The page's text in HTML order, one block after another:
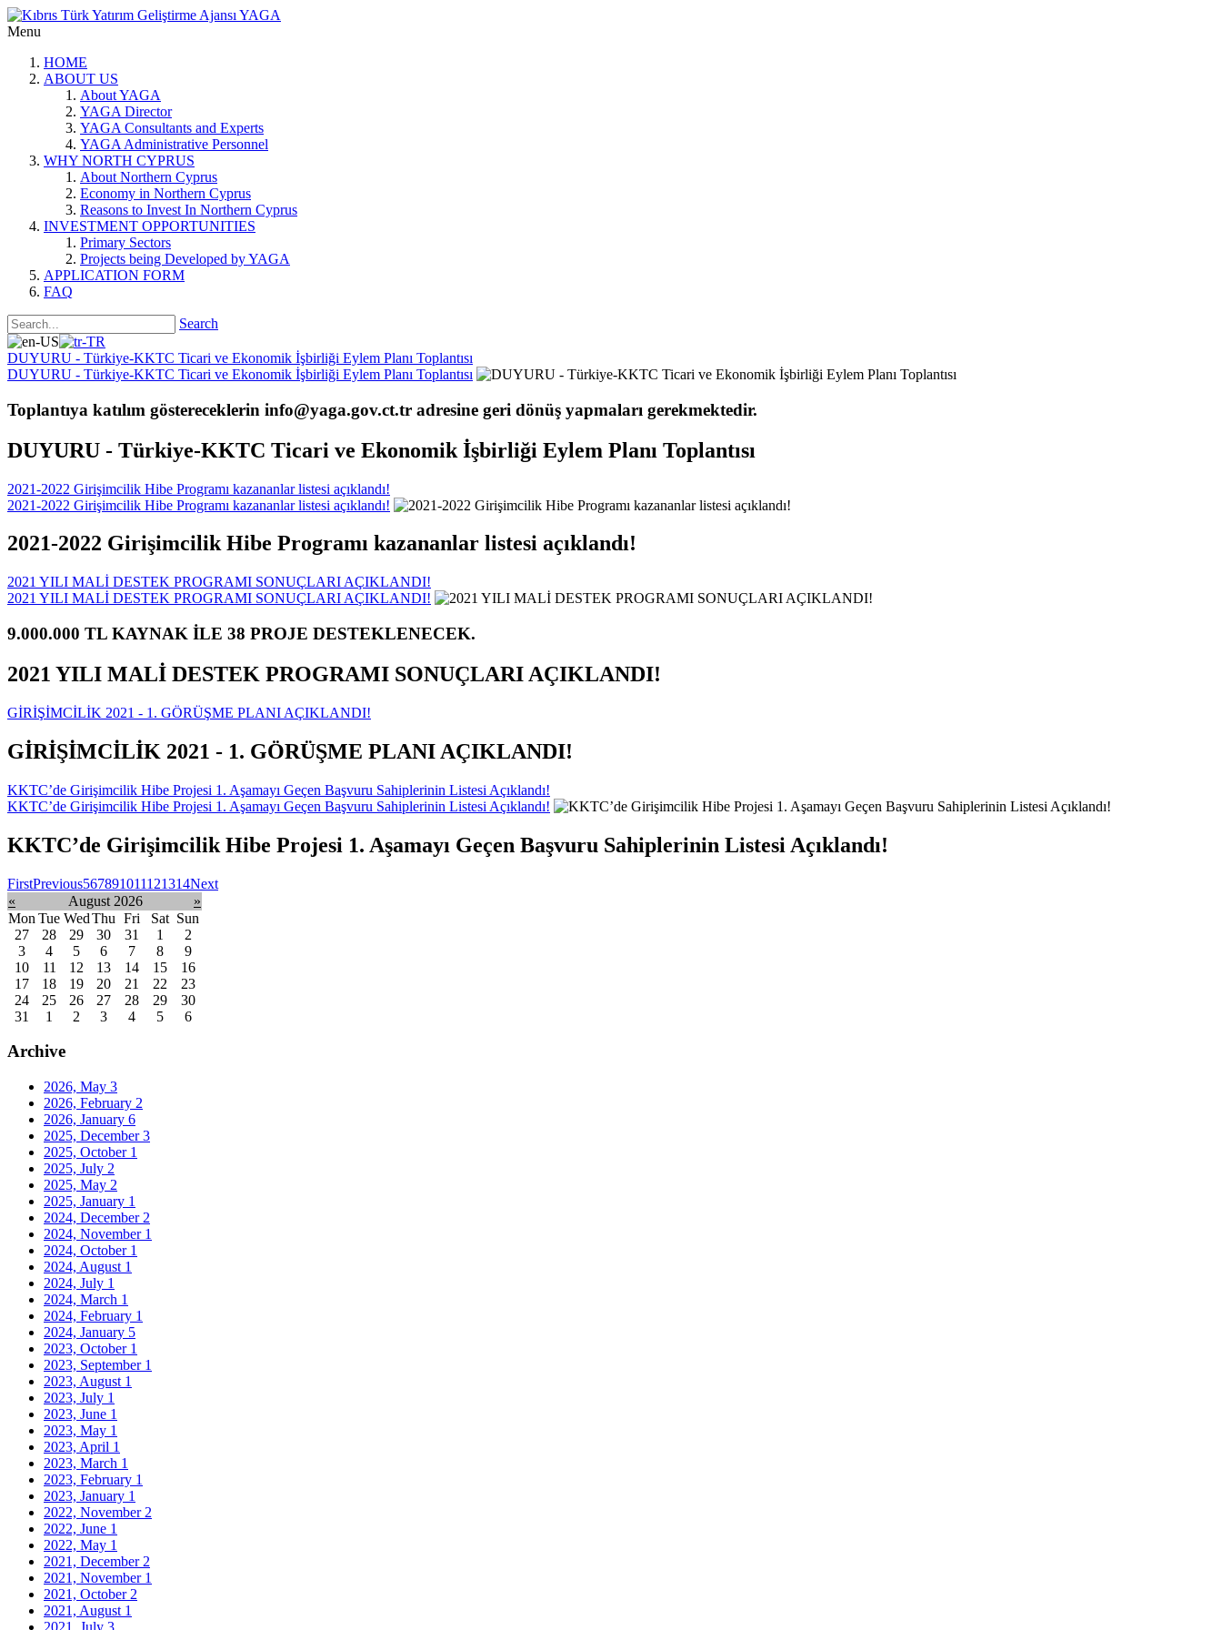
Menu
HOME
ABOUT US
About YAGA
YAGA Director
YAGA Consultants and Experts
YAGA Administrative Personnel
WHY NORTH CYPRUS
About Northern Cyprus
Economy in Northern Cyprus
Reasons to Invest In Northern Cyprus
INVESTMENT OPPORTUNITIES
Primary Sectors
Projects being Developed by YAGA
APPLICATION FORM
FAQ
Search
DUYURU - Türkiye-KKTC Ticari ve Ekonomik İşbirliği Eylem Planı Toplantısı
DUYURU - Türkiye-KKTC Ticari ve Ekonomik İşbirliği Eylem Planı Toplantısı
Toplantıya katılım göstereceklerin info@yaga.gov.ct.tr adresine geri dönüş yapmaları gerekmektedir.
DUYURU - Türkiye-KKTC Ticari ve Ekonomik İşbirliği Eylem Planı Toplantısı
2021-2022 Girişimcilik Hibe Programı kazananlar listesi açıklandı!
2021-2022 Girişimcilik Hibe Programı kazananlar listesi açıklandı!
2021-2022 Girişimcilik Hibe Programı kazananlar listesi açıklandı!
2021 YILI MALİ DESTEK PROGRAMI SONUÇLARI AÇIKLANDI!
2021 YILI MALİ DESTEK PROGRAMI SONUÇLARI AÇIKLANDI!
9.000.000 TL KAYNAK İLE 38 PROJE DESTEKLENECEK.
2021 YILI MALİ DESTEK PROGRAMI SONUÇLARI AÇIKLANDI!
GİRİŞİMCİLİK 2021 - 1. GÖRÜŞME PLANI AÇIKLANDI!
GİRİŞİMCİLİK 2021 - 1. GÖRÜŞME PLANI AÇIKLANDI!
KKTC’de Girişimcilik Hibe Projesi 1. Aşamayı Geçen Başvuru Sahiplerinin Listesi Açıklandı!
KKTC’de Girişimcilik Hibe Projesi 1. Aşamayı Geçen Başvuru Sahiplerinin Listesi Açıklandı!
KKTC’de Girişimcilik Hibe Projesi 1. Aşamayı Geçen Başvuru Sahiplerinin Listesi Açıklandı!
FirstPrevious567891011121314Next
«
August 2026
»
Mon Tue WedThu Fri Sat Sun
27
28 29 30 31 1
2
3
4 5 6 7 8
9
10
11 12 13 14 15
16
17
18 19 20 21 22
23
24
25 26 27 28 29
30
31
1 2 3 4 5 6
Archive
2026, May 3
2026, February 2
2026, January 6
2025, December3
2025, October 1
2025, July 2
2025, May 2
2025, January 1
2024, December 2
2024, November 1
2024, October 1
2024, August 1
2024, July 1
2024, March 1
2024, February 1
2024, January 5
2023, October 1
2023, September 1
2023, August 1
2023, July 1
2023, June 1
2023, May 1
2023, April 1
2023, March 1
2023, February 1
2023, January 1
2022, November 2
2022, June 1
2022, May 1
2021, December 2
2021, November 1
2021, October 2
2021, August 1
2021, July 3